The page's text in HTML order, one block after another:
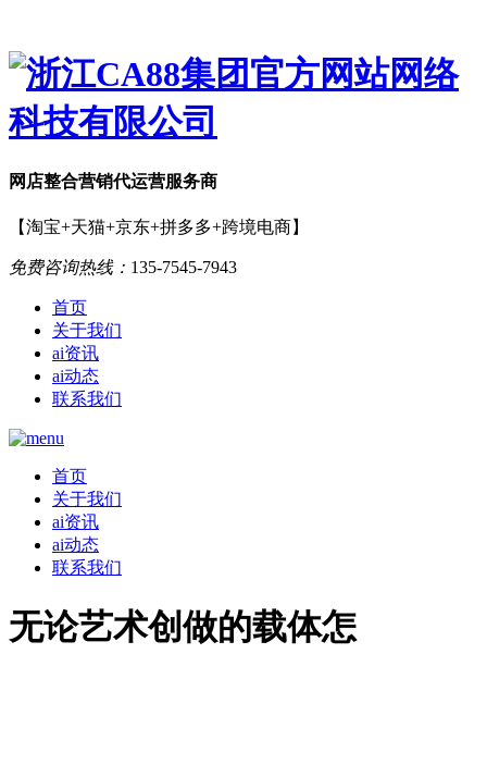
网店整合营销代运营服务商
【淘宝+天猫+京东+拼多多+跨境电商】
免费咨询热线： 135-7545-7943
首页
关于我们
ai资讯
ai动态
联系我们
首页
关于我们
ai资讯
ai动态
联系我们
无论艺术创做的载体怎